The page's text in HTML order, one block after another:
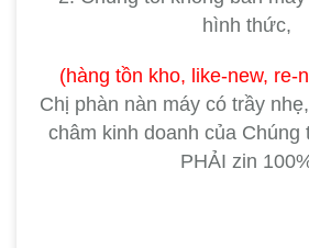
hình thức,
(hàng tồn kho, like-new, re-
Chị phàn nàn máy có trầy
châm kinh doanh của Chúng
PHẢI zin